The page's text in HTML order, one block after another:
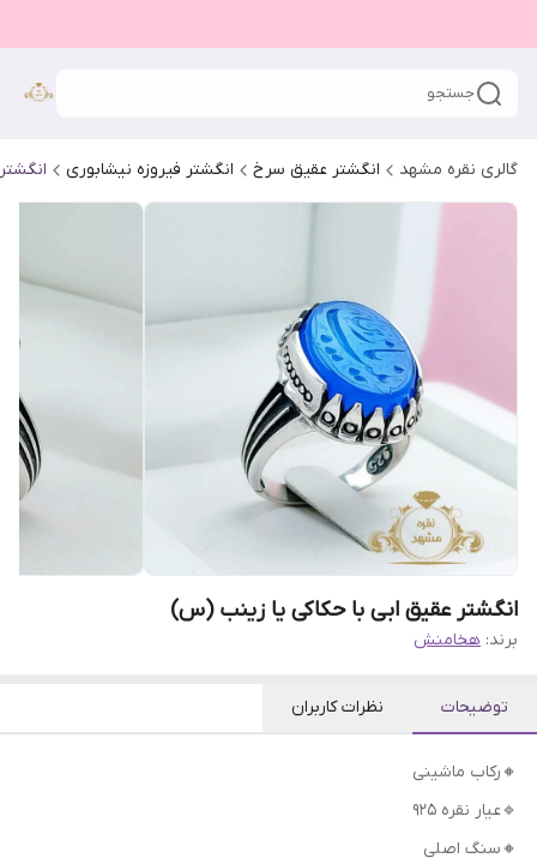
جستجو
گالری نقره مشهد انگشتر عقیق سرخ انگشتر فیروزه نیشابوری
انگشتر عقیق ابی با حکاکی یا زینب (س)
برند: هخامنش
توضیحات نظرات کاربران
🔸رکاب ماشینی
🔹عیار نقره 925
🔸سنگ اصلی